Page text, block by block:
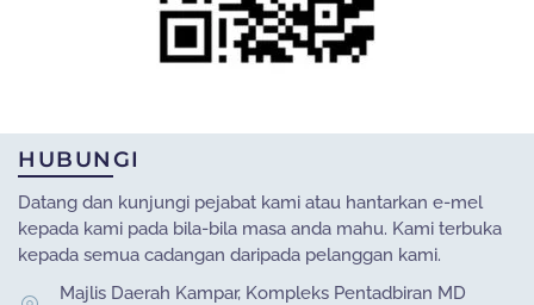
HUBUNGI
Datang dan kunjungi pejabat kami atau hantarkan e-mel
kepada kami pada bila-bila masa anda mahu. Kami terbuka
kepada semua cadangan daripada pelanggan kami.
Majlis Daerah Kampar, Kompleks Pentadbiran MD